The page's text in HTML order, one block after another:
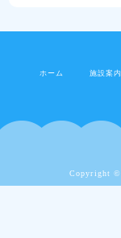
ホーム 施設案内
Copyright ©